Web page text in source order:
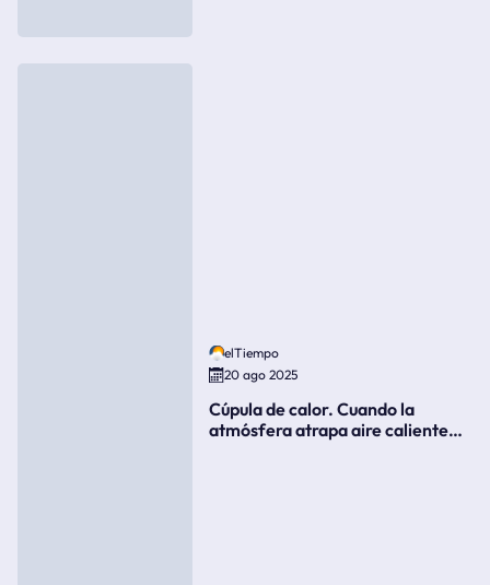
elTiempo
20 ago 2025
Cúpula de calor. Cuando la
atmósfera atrapa aire caliente